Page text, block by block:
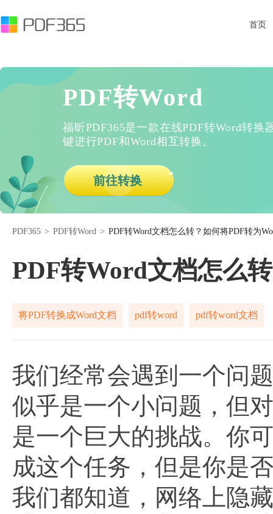
首页
PDF转Word
福昕PDF365是一款在线PDF转Word转换
键进行PDF和Word相互转换。
前往转换
PDF365 > PDF转Word > PDF转Word文档怎么转？如何将PDF转为
PDF转Word文档怎么
将PDF转换成Word文档 pdf转word pdf转word文档
我们经常会遇到一个问
似乎是一个小问题，但
是一个巨大的挑战。你
成这个任务，但是你是
我们都知道，网络上隐